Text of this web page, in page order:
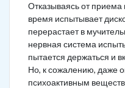
Отказываясь от приема
время испытывает
перерастает в
нервная система
пытается держаться и
Но, к сожалению, даже
психоактивным